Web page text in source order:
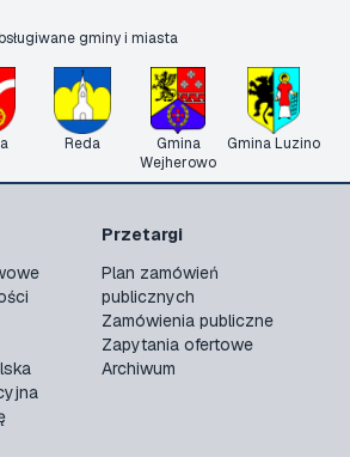
gminy i miasta
Reda
Gmina
Wejherowo
Gmina Luzino
Przetargi
Plan zamówień
publicznych
Zamówienia publiczne
Zapytania ofertowe
Archiwum